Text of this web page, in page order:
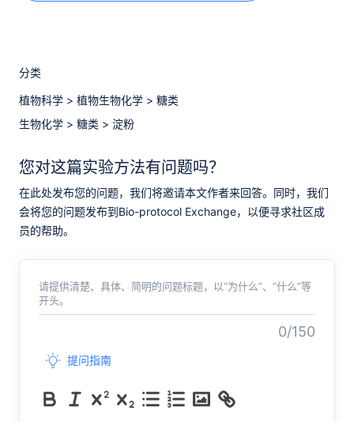
分类
植物科学 > 植物生物化学 > 糖类
生物化学 > 糖类 > 淀粉
您对这篇实验方法有问题吗？
在此处发布您的问题，我们将邀请本文作者来回答。同时，我们
会将您的问题发布到Bio-protocol Exchange，以便寻求社区成
员的帮助。
请提供清楚、具体、简明的问题标题，以“为什么”、“什么”等
开头。
0/150
提问指南